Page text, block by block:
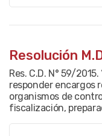
Resolución
Res. C.D. N° 59/
responder encargos
organismos de
fiscalización,